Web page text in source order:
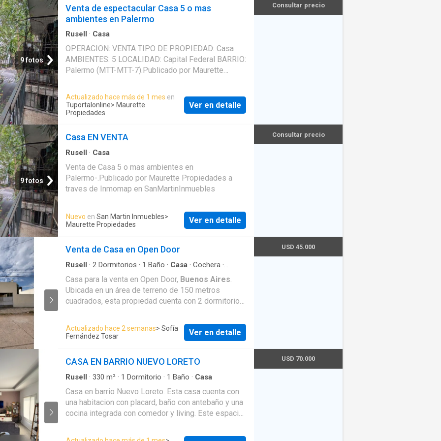
Tomas O'Reilly - KP527984 - KPT080902 - -
Publicado usando KiteProp CRM Inmobiliario
9 fotos
Venta de espectacular Casa 5 o mas
ambientes en Palermo
Rusell · Casa
OPERACION: VENTA TIPO DE PROPIEDAD: Casa
AMBIENTES: 5 LOCALIDAD: Capital Federal BARRIO:
Palermo (MTT-MTT-7).Publicado por Maurette
TuPortalOnline
Actualizado hace más de 1 mes en
Tuportalonline> Maurette
Propiedades
Ver en detalle
Consultar precio
9 fotos
Casa EN VENTA
Rusell · Casa
Venta de Casa 5 o mas ambientes en
Palermo-.Publicado por Maurette Propiedades a
traves de Inmomap en SanMartinInmuebles
Nuevo en San Martin Inmuebles>
Maurette Propiedades
Ver en detalle
Consultar precio
Venta de Casa en Open Door
Rusell · 2 Dormitorios · 1 Baño · Casa · Cochera ·
Casa para la venta en Open Door, Buenos Aires.
Ubicada en un área de terreno de 150 metros
cuadrados, esta propiedad cuenta con 2 dormitorios
para tu primera vivienda, no te la pierdas!
Actualizado hace 2 semanas> Sofía
Fernández Tosar
Ver en detalle
USD 45.000
CASA EN BARRIO NUEVO LORETO
Rusell · 330 m² · 1 Dormitorio · 1 Baño · Casa
Casa en barrio Nuevo Loreto. Esta casa cuenta con
una habitacion con placard, baño con antebaño y una
cocina integrada con comedor y living. Este espacio
funcional y practica para la vida diaria.
USD 70.000